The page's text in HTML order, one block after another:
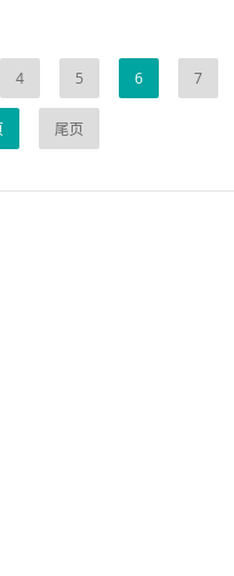
4 5 6 7
尾页